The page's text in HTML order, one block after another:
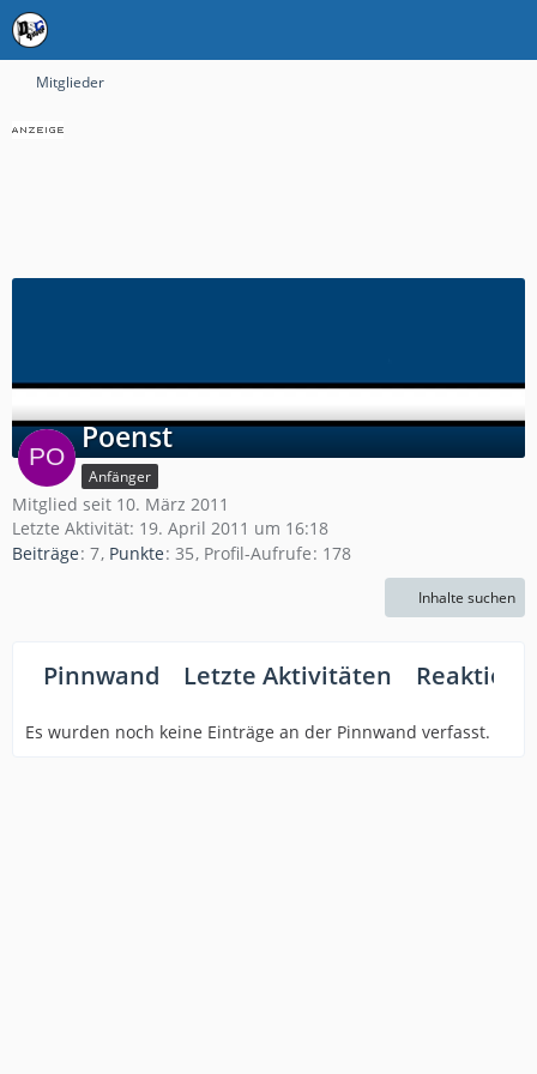
Mitglieder
Poenst
Anfänger
Mitglied seit 10. März 2011
Letzte Aktivität: 19. April 2011 um 16:18
Beiträge 7 Punkte 35 Profil-Aufrufe 178
Inhalte suchen
Pinnwand Letzte Aktivitäten
Es wurden noch keine Einträge an der Pinnwand verfasst.